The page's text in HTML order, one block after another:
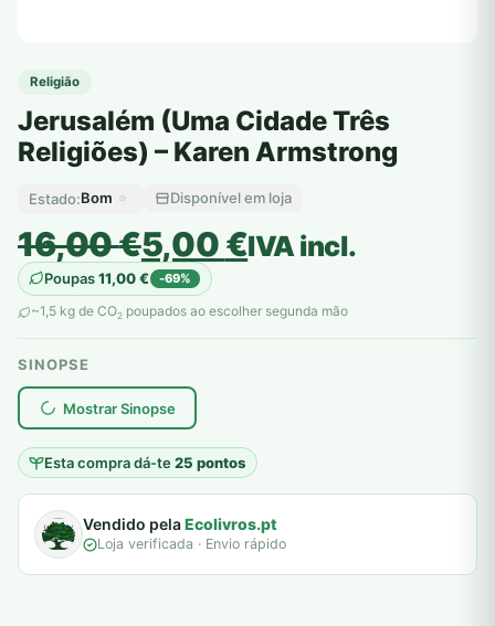
Religião
Jerusalém (Uma Cidade Três
Religiões) – Karen Armstrong
Estado:Bom Disponível em loja
16,00€
O
preço
original
era:
16,00 €.
5,00€
O
preço
atual
é:
5,00 €.
IVA incl.
Poupas11,00€ -69%
~1,5 kg de CO2 poupados ao escolher segunda mão
SINOPSE
Mostrar Sinopse
Esta compra dá-te25 pontos
plantar árvores reais
Vendido pelaEcolivros.pt
Loja verificada · Envio rápido